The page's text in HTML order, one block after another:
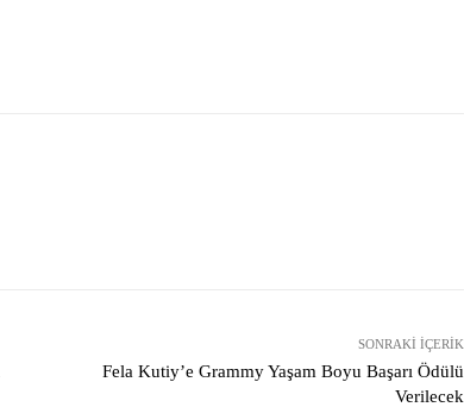
SONRAKI İÇERIK
Fela Kutiy’e Grammy Yaşam Boyu Başarı Ödülü
Verilecek